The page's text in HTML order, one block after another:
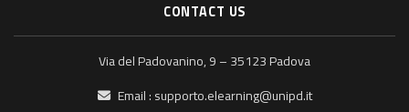
CONTACT US
Via del Padovanino, 9 – 35123 Padova
Email : supporto.elearning@unipd.it